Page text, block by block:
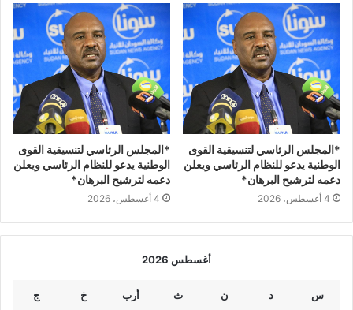
*المجلس الرئاسي لتنسيقية القوى
الوطنية يدعو للنظام الرئاسي ويعلن
دعمه لترشيح البرهان*
4 أغسطس، 2026
*المجلس الرئاسي لتنسيقية القوى
الوطنية يدعو للنظام الرئاسي ويعلن
دعمه لترشيح البرهان*
4 أغسطس، 2026
أغسطس 2026
س د ن ث أرب خ ج